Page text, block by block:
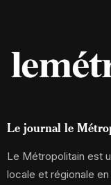
Le journal le
Le Métropolitain est
locale et régionale